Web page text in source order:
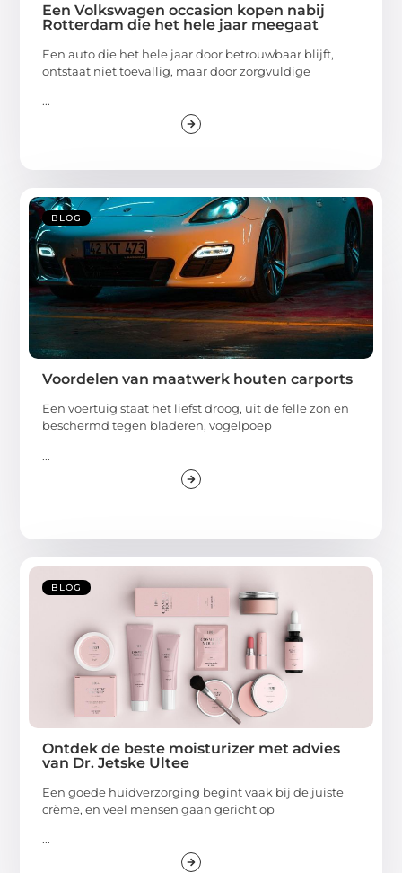
Een Volkswagen occasion kopen nabij
Rotterdam die het hele jaar meegaat
Een auto die het hele jaar door betrouwbaar blijft,
ontstaat niet toevallig, maar door zorgvuldige
...
BLOG
Voordelen van maatwerk houten carports
Een voertuig staat het liefst droog, uit de felle zon en
beschermd tegen bladeren, vogelpoep
...
BLOG
Ontdek de beste moisturizer met advies
van Dr. Jetske Ultee
Een goede huidverzorging begint vaak bij de juiste
crème, en veel mensen gaan gericht op
...